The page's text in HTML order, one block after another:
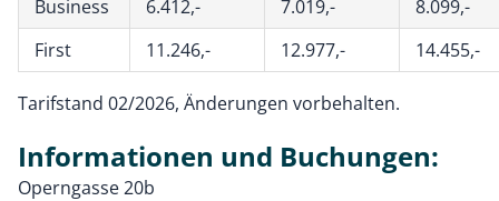
Business
6.412,- 7.019,-
8.099,-
First
11.246,- 12.977,- 14.455,-
Tarifstand 02/2026, Änderungen vorbehalten.
Informationen und Buchungen:
Operngasse 20b